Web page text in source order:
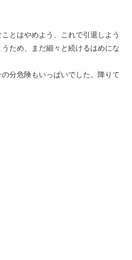
とはやめよう、これで引退しよう
ため、まだ細々と続けるはめにな
分危険もいっぱいでした。降りて